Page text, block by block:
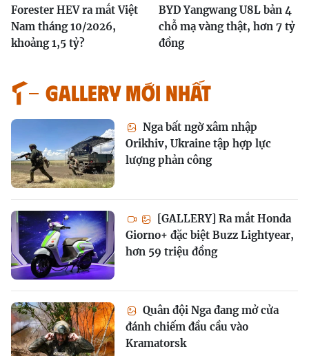
Forester HEV ra mắt Việt
Nam tháng 10/2026,
khoảng 1,5 tỷ?
BYD Yangwang U8L bản 4
chỗ mạ vàng thật, hơn 7 tỷ
đồng
GALLERY MỚI NHẤT
Nga bất ngờ xâm nhập
Orikhiv, Ukraine tập hợp lực
lượng phản công
[GALLERY] Ra mắt Honda
Giorno+ đặc biệt Buzz Lightyear,
hơn 59 triệu đồng
Quân đội Nga đang mở cửa
đánh chiếm đầu cầu vào
Kramatorsk